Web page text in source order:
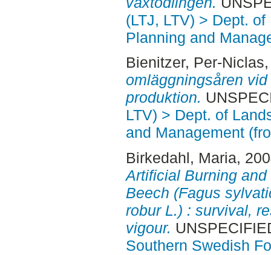
(LTJ, LTV) > Dept.
Planning and
Bienitzer, Per-Niclas
omläggningsåren
produktion.
LTV) > Dept. of
and Management
Birkedahl, Maria,
Artificial Burning
Beech (Fagus
robur L.) : survival,
vigour.
Southern Swedish